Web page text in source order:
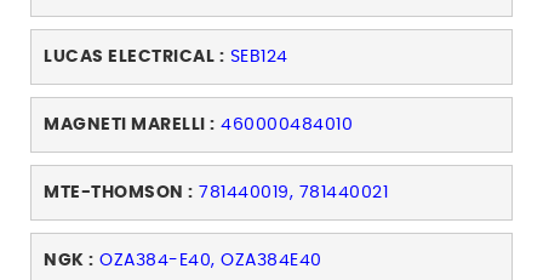
LUCAS ELECTRICAL : SEB124
MAGNETI MARELLI : 460000484010
MTE-THOMSON : 781440019, 781440021
NGK : OZA384-E40, OZA384E40